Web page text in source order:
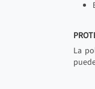
La